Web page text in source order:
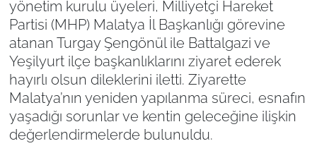
yönetim kurulu üyeleri, Milliyetçi Hareket
Partisi (MHP) Malatya İl Başkanlığı görevine
atanan Turgay Şengönül ile Battalgazi ve
Yeşilyurt ilçe başkanlıklarını ziyaret ederek
hayırlı olsun dileklerini iletti. Ziyarette
Malatya’nın yeniden yapılanma süreci, esnafın
yaşadığı sorunlar ve kentin geleceğine ilişkin
değerlendirmelerde bulunuldu.